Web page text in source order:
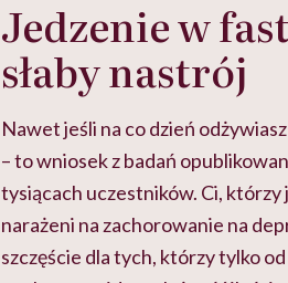
Jedzenie w
słaby nastrój
Nawet jeśli na co dzień
– to wniosek z badań
tysiącach uczestników. Ci,
narażeni na zachorowanie na
szczęście dla tych, którzy tylko